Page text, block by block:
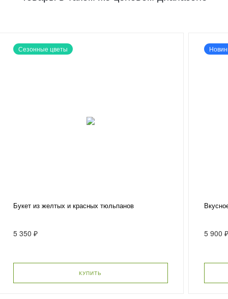
Сезонные цветы
Букет из желтых и красных тюльпанов
5 350 ₽
КУПИТЬ
5 900